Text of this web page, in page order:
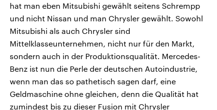
hat man eben Mitsubishi gewählt seitens Schrempp
und nicht Nissan und man Chrysler gewählt. Sowohl
Mitsubishi als auch Chrysler sind
Mittelklasseunternehmen, nicht nur für den Markt,
sondern auch in der Produktionsqualität. Mercedes-
Benz ist nun die Perle der deutschen Autoindustrie,
wenn man das so pathetisch sagen darf, eine
Geldmaschine ohne gleichen, denn die Qualität hat
zumindest bis zu dieser Fusion mit Chrysler